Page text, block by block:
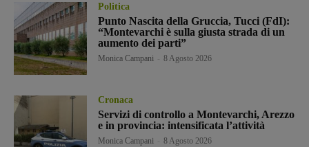
Politica
Punto Nascita della Gruccia, Tucci (FdI):
“Montevarchi è sulla giusta strada di un
aumento dei parti”
Monica Campani 8 Agosto 2026
Cronaca
Servizi di controllo a Montevarchi, Arezzo
e in provincia: intensificata l’attività
Monica Campani 8 Agosto 2026